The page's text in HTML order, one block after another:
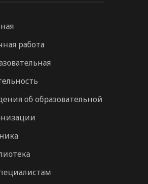
работа
об образовательной